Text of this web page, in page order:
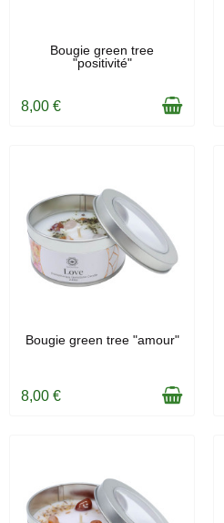
EN STOCK
Bougie green tree
"positivité"
8,00 €
EN STOCK
Bougie green tree "amour"
8,00 €